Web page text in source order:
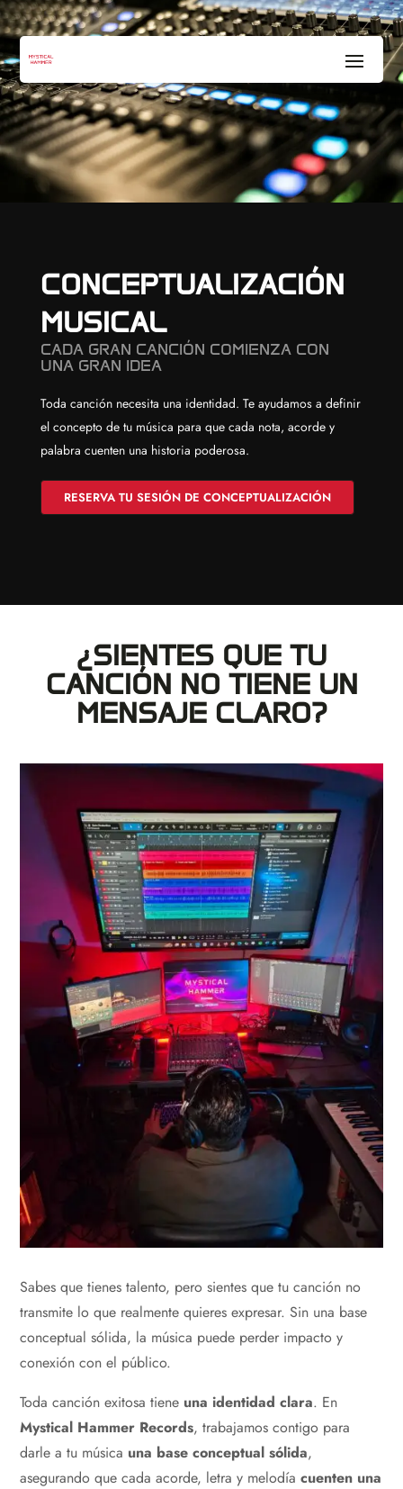
CONCEPTUALIZACIÓN
MUSICAL
CADA GRAN CANCIÓN COMIENZA CON
UNA GRAN IDEA
Toda canción necesita una identidad. Te ayudamos a definir
el concepto de tu música para que cada nota, acorde y
palabra cuenten una historia poderosa.
RESERVA TU SESIÓN DE CONCEPTUALIZACIÓN
¿SIENTES QUE TU
CANCIÓN NO TIENE UN
MENSAJE CLARO?
Sabes que tienes talento, pero sientes que tu canción no
transmite lo que realmente quieres expresar. Sin una base
conceptual sólida, la música puede perder impacto y
conexión con el público.
Toda canción exitosa tiene una identidad clara. En
Mystical Hammer Records, trabajamos contigo para
darle a tu música una base conceptual sólida,
asegurando que cada acorde, letra y melodíacuenten una